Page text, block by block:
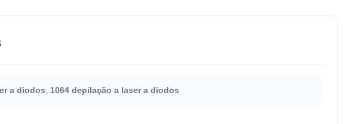
a diodos 1064 depilação a laser a diodos